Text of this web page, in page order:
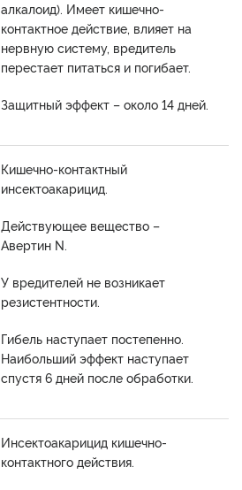
алкалоид). Имеет кишечно-
контактное действие, влияет на
нервную систему, вредитель
перестает питаться и погибает.
Защитный эффект – около 14 дней.
Кишечно-контактный
инсектоакарицид.
Действующее вещество –
Авертин N.
У вредителей не возникает
резистентности.
Гибель наступает постепенно.
Наибольший эффект наступает
спустя 6 дней после обработки.
Инсектоакарицид кишечно-
контактного действия.